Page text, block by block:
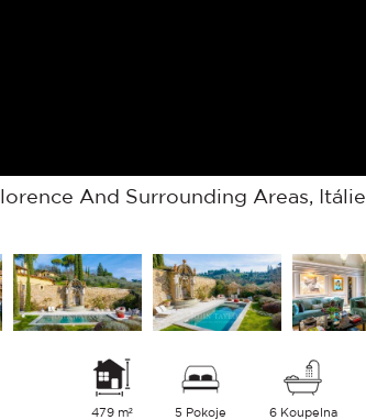
And Surrounding Areas, Itálie
479 m² 5 Pokoje 6 Koupelna